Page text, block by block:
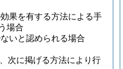
果を有する方法による手
場合
いと認められる場合
次に掲げる方法により行